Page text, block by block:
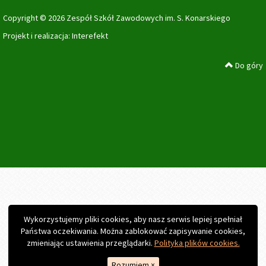
Wykorzystujemy pliki cookies, aby nasz serwis lepiej spełniał
Państwa oczekiwania. Można zablokować zapisywanie cookies,
zmieniając ustawienia przeglądarki. Polityka plików cookies.
Copyright © 2026 Zespół Szkół Zawodowych im. S. Konarskiego
Projekt i realizacja: Interefekt
Do góry